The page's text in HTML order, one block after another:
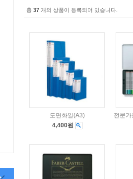
총 37 개의 상품이 등록되어 있습니다.
도면화일(A3)
4,400원
전문